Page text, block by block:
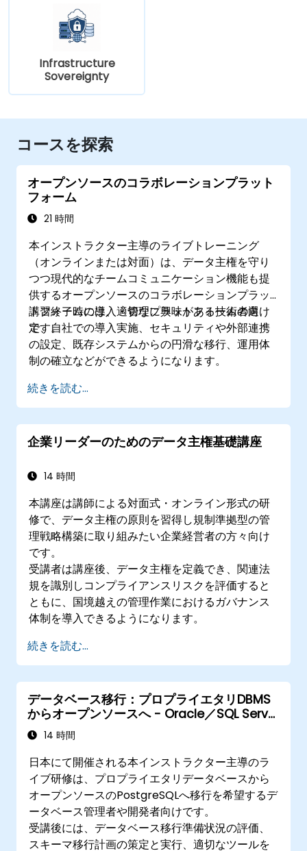
Infrastructure
Sovereignty
コースを探索
オープンソースのコラボレーションプラット
フォーム
21 時間
本インストラクター主導のライブトレーニング
（オンラインまたは対面）は、データ主権を守り
つつ現代的なチームコミュニケーション機能も提
供するオープンソースのコラボレーションプラッ
トフォームの導入・管理に興味がある技術者向け
です。
講習終了時には、適切なプラットフォームの選
定、自社での導入実施、セキュリティや外部連携
の設定、既存システムからの円滑な移行、運用体
制の確立などができるようになります。
続きを読む...
企業リーダーのためのデータ主権基礎講座
14 時間
本講座は講師による対面式・オンライン形式の研
修で、データ主権の原則を習得し規制準拠型の管
理戦略構築に取り組みたい企業経営者の方々向け
です。
受講者は講座後、データ主権を定義でき、関連法
規を識別しコンプライアンスリスクを評価すると
ともに、国境越えの管理作業におけるガバナンス
体制を導入できるようになります。
続きを読む...
データベース移行：プロプライエタリDBMS
からオープンソースへ - Oracle／SQL Server
をPostgreSQLに移行するための戦略
14 時間
日本にて開催される本インストラクター主導のラ
イブ研修は、プロプライエタリデータベースから
オープンソースのPostgreSQLへ移行を希望するデ
ータベース管理者や開発者向けです。
受講後には、データベース移行準備状況の評価、
スキーマ移行計画の策定と実行、適切なツールを